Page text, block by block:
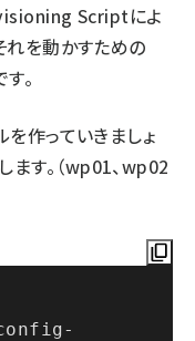
Scriptによ
れを動かすための
。
作っていきましょ
ます。（wp01、wp02
-